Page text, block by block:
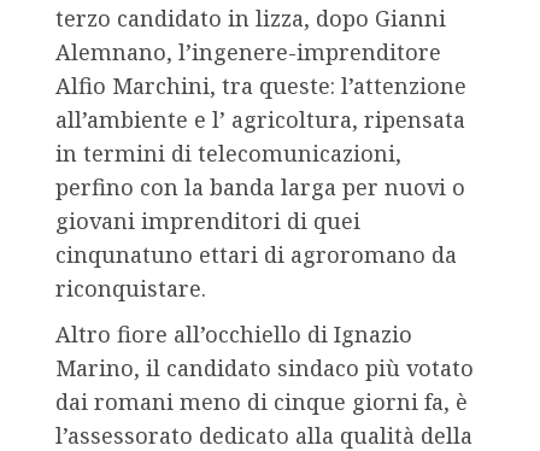
terzo candidato in lizza, dopo Gianni
Alemnano, l’ingenere-imprenditore
Alfio Marchini, tra queste: l’attenzione
all’ambiente e l’ agricoltura, ripensata
in termini di telecomunicazioni,
perfino con la banda larga per nuovi o
giovani imprenditori di quei
cinqunatuno ettari di agroromano da
riconquistare.
Altro fiore all’occhiello di Ignazio
Marino, il candidato sindaco più votato
dai romani meno di cinque giorni fa, è
l’assessorato dedicato alla qualità della